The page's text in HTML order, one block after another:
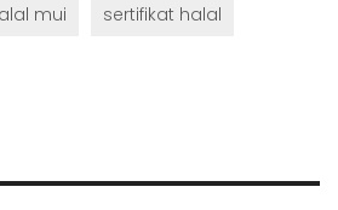
mui sertifikat halal